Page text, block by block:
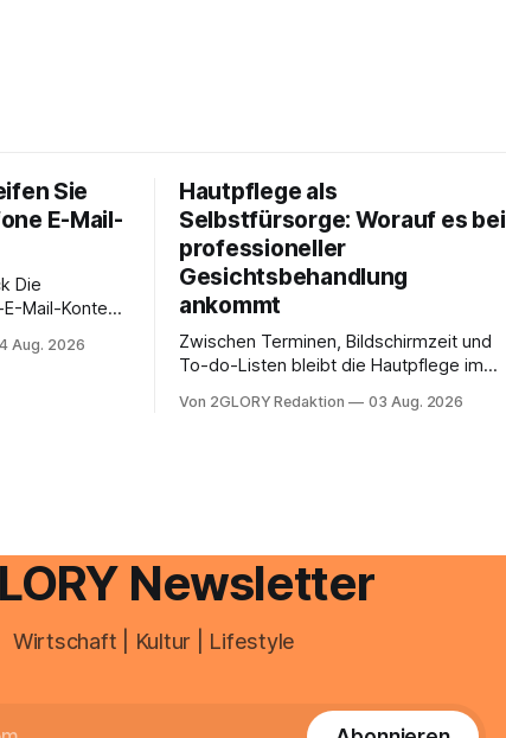
Sie
E-Mail-
Mail-Konten
der Endung
Aug. 2026
Hautpflege als
Selbstfürsorge: Worauf es bei
professioneller
Gesichtsbehandlung
ankommt
Zwischen Terminen, Bildschirmzeit und
To-do-Listen bleibt die Hautpflege im
schnell abschminken, morgens eine
Unreinheiten. Professionelle
Von 2GLORY Redaktion 03 Aug. 2026
Newsletter
Wirtschaft | Kultur | Lifestyle